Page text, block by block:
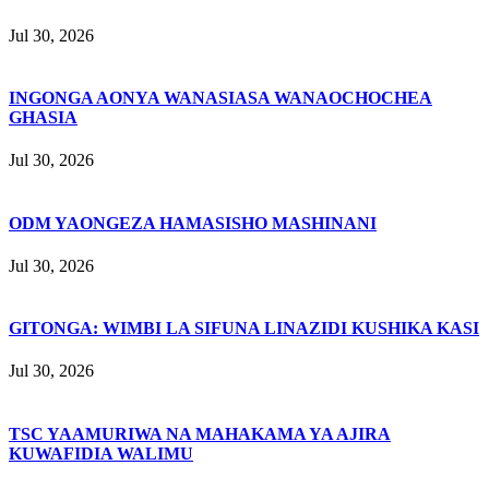
Jul 30, 2026
INGONGA AONYA WANASIASA WANAOCHOCHEA
GHASIA
Jul 30, 2026
ODM YAONGEZA HAMASISHO MASHINANI
Jul 30, 2026
GITONGA: WIMBI LA SIFUNA LINAZIDI KUSHIKA KASI
Jul 30, 2026
TSC YAAMURIWA NA MAHAKAMA YA AJIRA
KUWAFIDIA WALIMU